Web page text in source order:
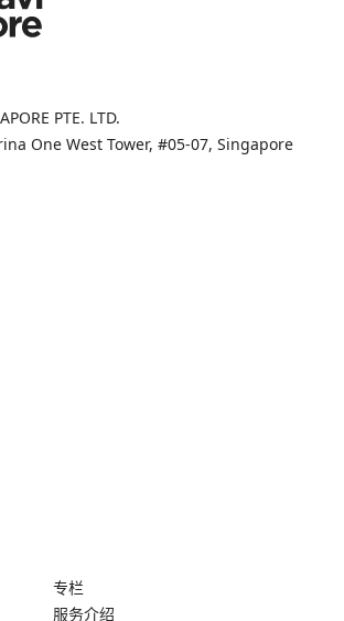
PTE. LTD.
One West Tower, #05-07, Singapore
专栏
服务介绍